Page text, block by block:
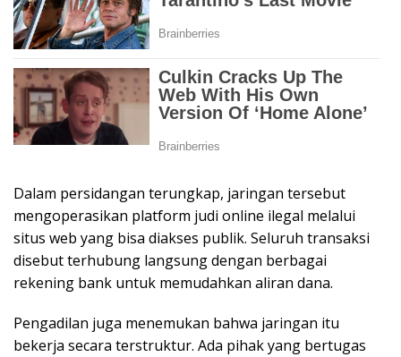
Dalam persidangan terungkap, jaringan tersebut
mengoperasikan platform judi online ilegal melalui
situs web yang bisa diakses publik. Seluruh transaksi
disebut terhubung langsung dengan berbagai
rekening bank untuk memudahkan aliran dana.
Pengadilan juga menemukan bahwa jaringan itu
bekerja secara terstruktur. Ada pihak yang bertugas